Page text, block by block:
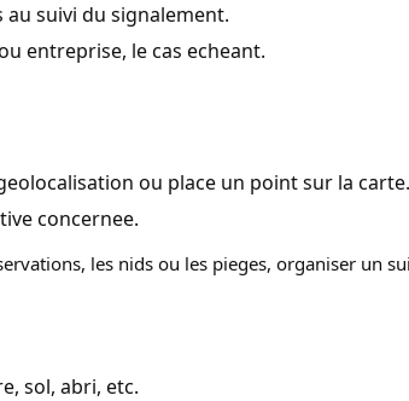
suivi du signalement.
entreprise, le cas echeant.
ou place un point sur la carte.
concernee.
les nids ou les pieges, organiser un
sol, abri, etc.